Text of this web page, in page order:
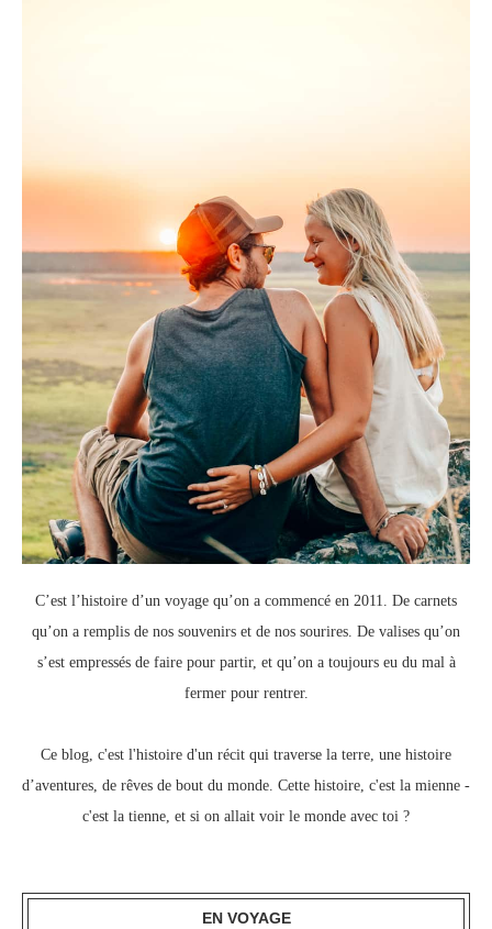
C’est l’histoire d’un voyage qu’on a commencé en 2011. De carnets
qu’on a remplis de nos souvenirs et de nos sourires. De valises qu’on
s’est empressés de faire pour partir, et qu’on a toujours eu du mal à
fermer pour rentrer.
Ce blog, c'est l'histoire d'un récit qui traverse la terre, une histoire
d’aventures, de rêves de bout du monde. Cette histoire, c'est la mienne -
c'est la tienne, et si on allait voir le monde avec toi ?
EN VOYAGE